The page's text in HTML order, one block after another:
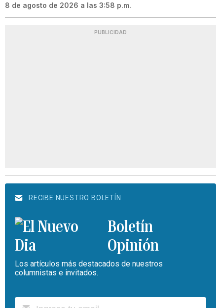
8 de agosto de 2026 a las 3:58 p.m.
PUBLICIDAD
RECIBE NUESTRO BOLETÍN
Boletín
Opinión
Los artículos más destacados de nuestros
columnistas e invitados.